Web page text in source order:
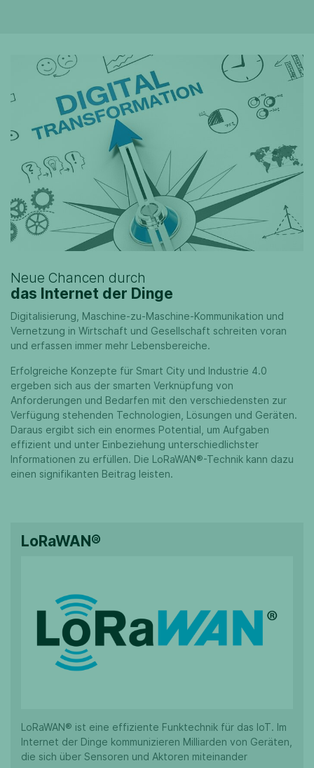
Neue Chancen durch
das Internet der Dinge
Digitalisierung, Maschine-zu-Maschine-Kommunikation und
Vernetzung in Wirtschaft und Gesellschaft schreiten voran
und erfassen immer mehr Lebensbereiche.
Erfolgreiche Konzepte für Smart City und Industrie 4.0
ergeben sich aus der smarten Verknüpfung von
Anforderungen und Bedarfen mit den verschiedensten zur
Verfügung stehenden Technologien, Lösungen und Geräten.
Daraus ergibt sich ein enormes Potential, um Aufgaben
effizient und unter Einbeziehung unterschiedlichster
Informationen zu erfüllen. Die LoRaWAN®-Technik kann dazu
einen signifikanten Beitrag leisten.
LoRaWAN®
LoRaWAN® ist eine effiziente Funktechnik für das IoT. Im
Internet der Dinge kommunizieren Milliarden von Geräten,
die sich über Sensoren und Aktoren miteinander